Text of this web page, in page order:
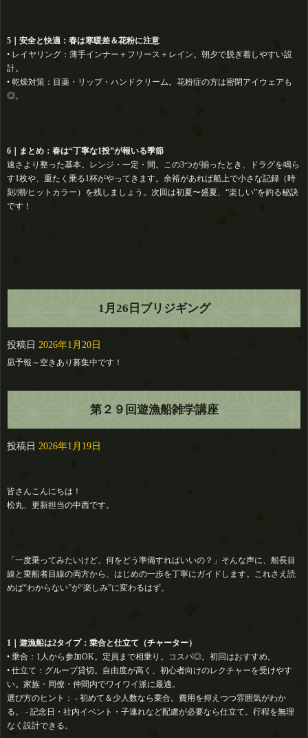
5｜安全と快適：春は寒暖差＆花粉に注意
• レイヤリング：薄手インナー＋フリース＋レイン。朝夕で脱ぎ着しやすい設
計。
• 乾燥対策：目薬・リップ・ハンドクリーム。花粉症の方は密閉アイウェアも
◎。
6｜まとめ：春は“丁寧な1投”が報いる季節
速さより整った基本。レンジ・一定・間。この3つが揃ったとき、ドラグを鳴ら
す1枚や、重たく乗る1杯がやってきます。余裕があれば船上で小さな記録（時
刻/潮/ヒットカラー）を残しましょう。次回は初夏〜盛夏、“楽しい”を釣る秘訣
です！
1月26日ブリジギング
投稿日 2026年1月20日
凪予報～空きあり募集中です！
第２９回遊漁船雑学講座
投稿日 2026年1月19日
皆さんこんにちは！
松丸、更新担当の中西です。
「一度乗ってみたいけど、何をどう準備すればいいの？」そんな声に、船長目
線と乗船者目線の両方から、はじめの一歩を丁寧にガイドします。これさえ読
めば“わからない”が“楽しみ”に変わるはず。
1｜遊漁船は2タイプ：乗合と仕立て（チャーター）
• 乗合：1人から参加OK。定員まで相乗り。コスパ◎。初回はおすすめ。
• 仕立て：グループ貸切。自由度が高く、初心者向けのレクチャーを受けやす
い。家族・同僚・仲間内でワイワイ派に最適。‍‍‍
選び方のヒント： - 初めて＆少人数なら乗合。費用を抑えつつ雰囲気がわか
る。 - 記念日・社内イベント・子連れなど配慮が必要なら仕立て。行程を無理
なく設計できる。